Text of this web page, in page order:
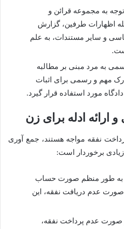
به مجموعه قرائن و
اظهارات طرفین، گزارش
و سایر مستندات، به علم
به مرد مبنی بر مطالبه
مهم و رسمی برای اثبات
مورد استفاده قرار گیرد.
ارائه ادله برای زن
نفقه مواجه هستند، جمع آوری
برخوردار است:
به طور منظم صورت حساب
عدم دریافت نفقه، این
صورت عدم پرداخت نفقه،